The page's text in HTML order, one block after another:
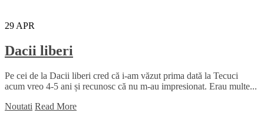
29 APR
Dacii liberi
Pe cei de la Dacii liberi cred că i-am văzut prima dată la Tecuci
acum vreo 4-5 ani și recunosc că nu m-au impresionat. Erau multe...
Noutati Read More